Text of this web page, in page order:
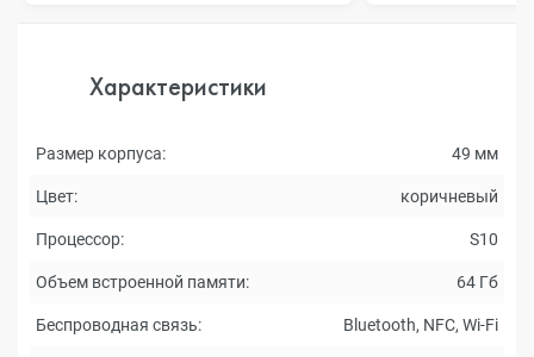
Характеристики
Размер корпуса: 49 мм
Цвет: коричневый
Процессор: S10
Объем встроенной памяти: 64 Гб
Беспроводная связь: Bluetooth, NFC, Wi-Fi